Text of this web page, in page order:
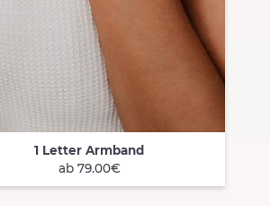
QUICK VIEW
1 Letter Armband
ab 79.00€